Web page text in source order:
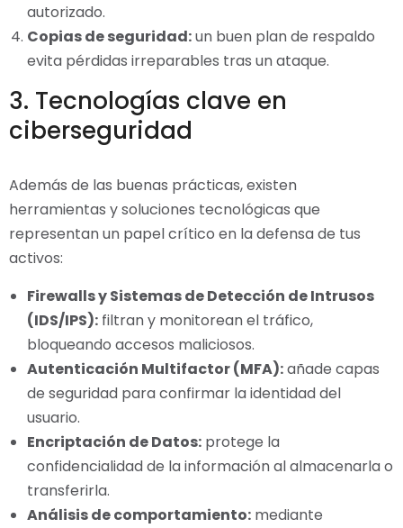
autorizado.
Copias de seguridad:un buen plan de respaldo
evita pérdidas irreparables tras un ataque.
3. Tecnologías clave en
ciberseguridad
Además de las buenas prácticas, existen
herramientas y soluciones tecnológicas que
representan un papel crítico en la defensa de tus
activos:
Firewalls y Sistemas de Detección de Intrusos
(IDS/IPS): filtran y monitorean el tráfico,
bloqueando accesos maliciosos.
Autenticación Multifactor (MFA):añade capas
de seguridad para confirmar la identidad del
usuario.
Encriptación de Datos: protege la
confidencialidad de la información al almacenarla o
transferirla.
Análisis de comportamiento: mediante